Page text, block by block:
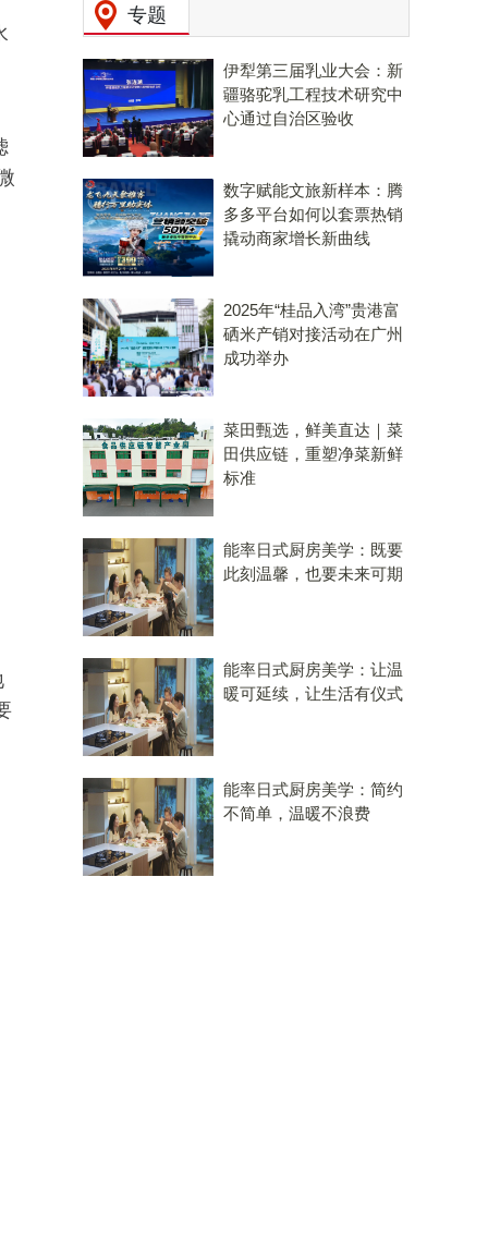
专题
伊犁第三届乳业大会：新
疆骆驼乳工程技术研究中
心通过自治区验收
数字赋能文旅新样本：腾
多多平台如何以套票热销
撬动商家增长新曲线
2025年“桂品入湾”贵港富
硒米产销对接活动在广州
成功举办
菜田甄选，鲜美直达｜菜
田供应链，重塑净菜新鲜
标准
能率日式厨房美学：既要
此刻温馨，也要未来可期
能率日式厨房美学：让温
暖可延续，让生活有仪式
能率日式厨房美学：简约
不简单，温暖不浪费